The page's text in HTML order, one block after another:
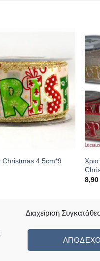
Διαχείριση
Christmas 4.5cm*9